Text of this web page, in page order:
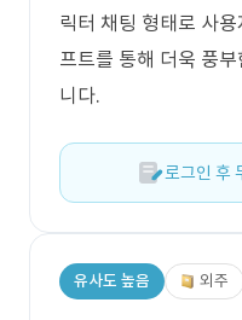
릭터 채팅 형태로 사
프트를 통해 더욱 풍
니다.
로그인 후
유사도 높음 외주